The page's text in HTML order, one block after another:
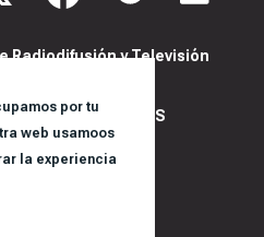
por tu
web usamoos
la experiencia
Radiodifusión y Televisión
Y COOKIES